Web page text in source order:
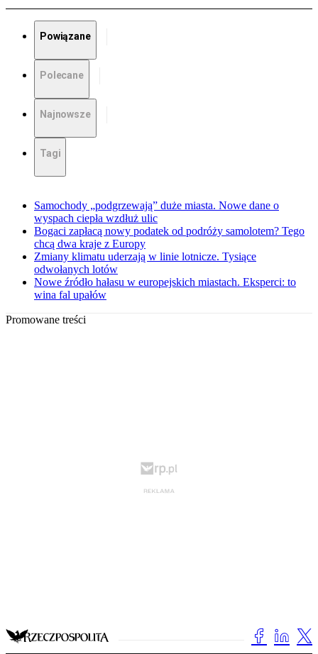
Powiązane
Polecane
Najnowsze
Tagi
Samochody „podgrzewają” duże miasta. Nowe dane o
wyspach ciepła wzdłuż ulic
Bogaci zapłacą nowy podatek od podróży samolotem? Tego
chcą dwa kraje z Europy
Zmiany klimatu uderzają w linie lotnicze. Tysiące
odwołanych lotów
Nowe źródło hałasu w europejskich miastach. Eksperci: to
wina fal upałów
Promowane treści